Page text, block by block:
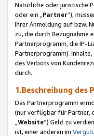
Natürliche oder juristische
oder ein „Partner“),
Ihrer Anmeldung auf bzw.
zu, die durch Bezugnahme
Partnerprogramm, die IP-
Partnerprogramm).
des Verbots von
durch.
1.Beschreibung
Das Partnerprogramm
(nur verfügbar für Partner,
Website“) Geld zu
ist, einer anderen im